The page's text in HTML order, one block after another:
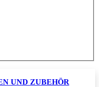
UND ZUBEHÖR